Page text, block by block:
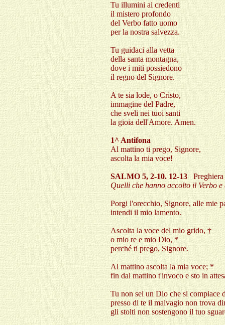
Tu illumini ai credenti
il mistero profondo
del Verbo fatto uomo
per la nostra salvezza.
Tu guidaci alla vetta
della santa montagna,
dove i miti possiedono
il regno del Signore.
A te sia lode, o Cristo,
immagine del Padre,
che sveli nei tuoi santi
la gioia dell'Amore. Amen.
1^ Antifona
Al mattino ti prego, Signore,
ascolta la mia voce!
SALMO 5, 2-10. 12-13
Quelli che hanno accolto il Verbo
Porgi l'orecchio, Signore, alle mie
intendi il mio lamento.
Ascolta la voce del mio grido, †
o mio re e mio Dio, *
perché ti prego, Signore.
Al mattino ascolta la mia voce; *
fin dal mattino t'invoco e sto in
Tu non sei un Dio che si compiace
presso di te il malvagio non trova
gli stolti non sostengono il tuo